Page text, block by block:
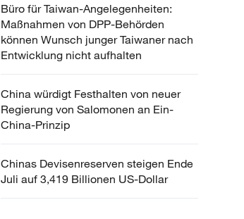
Büro für Taiwan-Angelegenheiten:
Maßnahmen von DPP-Behörden
können Wunsch junger Taiwaner nach
Entwicklung nicht aufhalten
China würdigt Festhalten von neuer
Regierung von Salomonen an Ein-
China-Prinzip
Chinas Devisenreserven steigen Ende
Juli auf 3,419 Billionen US-Dollar